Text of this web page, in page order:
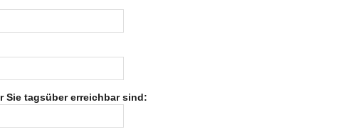
Sie tags­über erreich­bar sind: